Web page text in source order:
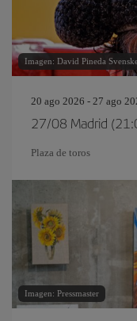
Imagen: David Pineda
20 ago 2026 - 27 ago
27/08 Madrid
Plaza de toros
Imagen: Pressmaster